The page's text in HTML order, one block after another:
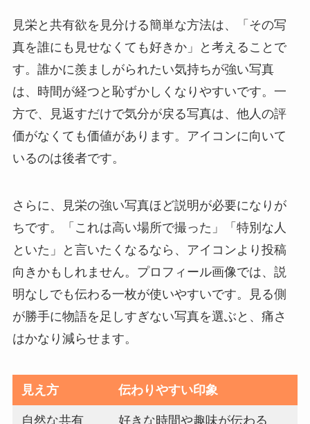
見栄と共有欲を見分ける簡単な方法は、「その写
真を誰にも見せなくても好きか」と考えることで
す。誰かに羨ましがられたい気持ちが強い写真
は、時間が経つと恥ずかしくなりやすいです。一
方で、見返すだけで気分が戻る写真は、他人の評
価がなくても価値があります。アイコンに向いて
いるのは後者です。
さらに、見栄の強い写真ほど説明が必要になりが
ちです。「これは高い場所で撮った」「特別な人
といた」と言いたくなるなら、アイコンより投稿
向きかもしれません。プロフィール画像では、説
明なしでも伝わる一枚が使いやすいです。見る側
が勝手に物語を足しすぎない写真を選ぶと、痛さ
はかなり減らせます。
見え方 伝わりやすい印象
自然な共有 好きな時間や趣味が伝わる